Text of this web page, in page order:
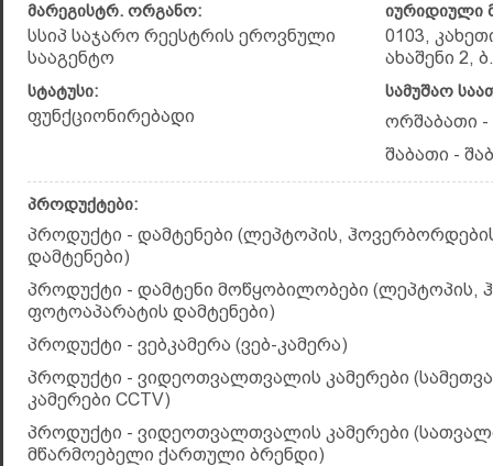
მარეგისტრ. ორგანო:
სსიპ საჯარო რეესტრის ეროვნული
სააგენტო
იურიდიული
0103,
ახაშენი 2,
სტატუსი:
ფუნქციონირებადი
სამუშაო
ორშაბათი -
შაბათი -
პროდუქტები:
პროდუქტი - დამტენები (ლეპტოპის,
დამტენები)
პროდუქტი - დამტენი მოწყობილობები
ფოტოაპარატის დამტენები)
პროდუქტი - ვებკამერა (ვებ-კამერა)
პროდუქტი - ვიდეოთვალთვალის კამერები
კამერები CCTV)
პროდუქტი - ვიდეოთვალთვალის კამერები
მწარმოებელი ქართული ბრენდი)